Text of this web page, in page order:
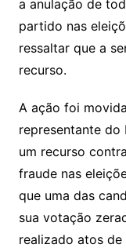
a anulação de
partido nas
ressaltar que a
recurso.
A ação foi
representante do
um recurso
fraude nas
que uma das
sua votação
realizado atos de